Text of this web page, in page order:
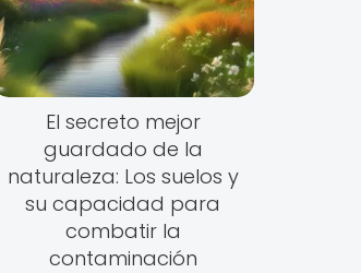
El secreto mejor
guardado de la
naturaleza: Los suelos y
su capacidad para
combatir la
contaminación